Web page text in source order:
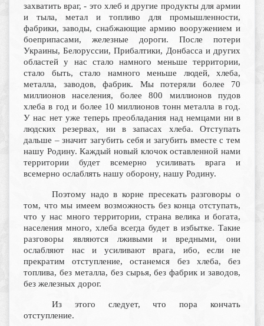
захватить враг, - это хлеб и другие продукты для армии
и тыла, метал и топливо для промышленности,
фабрики, заводы, снабжающие армию вооружением и
боеприпасами, железные дороги. После потери
Украины, Белоруссии, Прибалтики, Донбасса и других
областей у нас стало намного меньше территории,
стало быть, стало намного меньше людей, хлеба,
металла, заводов, фабрик. Мы потеряли более 70
миллионов населения, более 800 миллионов пудов
хлеба в год и более 10 миллионов тонн металла в год.
У нас нет уже теперь преобладания над немцами ни в
людских резервах, ни в запасах хлеба. Отступать
дальше – значит загубить себя и загубить вместе с тем
нашу Родину. Каждый новый клочок оставленной нами
территории будет всемерно усиливать врага и
всемерно ослаблять нашу оборону, нашу Родину.
Поэтому надо в корне пресекать разговоры о
том, что мы имеем возможность без конца отступать,
что у нас много территории, страна велика и богата,
населения много, хлеба всегда будет в избытке. Такие
разговоры являются лживыми и вредными, они
ослабляют нас и усиливают врага, ибо, если не
прекратим отступление, останемся без хлеба, без
топлива, без металла, без сырья, без фабрик и заводов,
без железных дорог.
Из этого следует, что пора кончать
отступление.